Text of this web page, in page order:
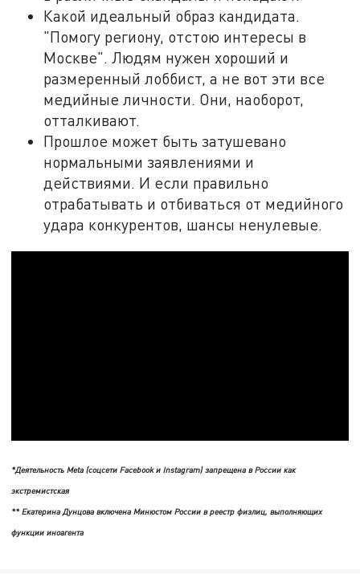
Какой идеальный образ кандидата.
"Помогу региону, отстою интересы в
Москве". Людям нужен хороший и
размеренный лоббист, а не вот эти все
медийные личности. Они, наоборот,
отталкивают.
Прошлое может быть затушевано
нормальными заявлениями и
действиями. И если правильно
отрабатывать и отбиваться от медийного
удара конкурентов, шансы ненулевые.
*Деятельность Meta (соцсети Facebook и Instagram) запрещена в России как
экстремистская
** Екатерина Дунцова включена Минюстом России в реестр физлиц, выполняющих
функции иноагента